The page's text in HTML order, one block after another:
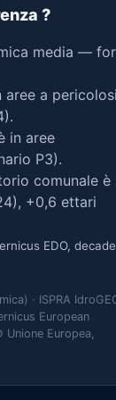
?
media —
a
in aree
P3).
comunale è
+0,6 ettari
EDO,
· ISPRA
European
Europea,